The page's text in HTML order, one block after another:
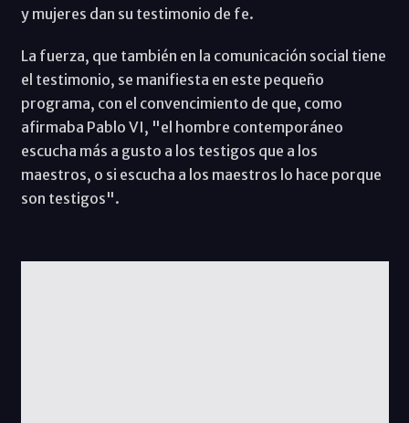
y mujeres dan su testimonio de fe.
La fuerza, que también en la comunicación social tiene
el testimonio, se manifiesta en este pequeño
programa, con el convencimiento de que, como
afirmaba Pablo VI, "el hombre contemporáneo
escucha más a gusto a los testigos que a los
maestros, o si escucha a los maestros lo hace porque
son testigos".